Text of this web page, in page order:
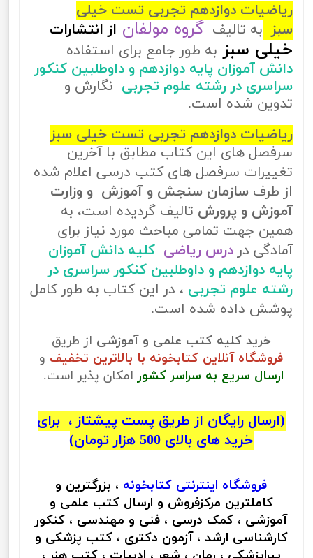
ریاضیات دوازدهم تجربی تست خیلی
سبز به تالیف گروه مولفان از انتشارات
خیلی سبز به طور جامع برای استفاده
دانش آموزان پایه دوازدهم و داوطلبین کنکور
سراسری در رشته علوم تجربی نگارش و
تدوین شده است.
ریاضیات دوازدهم تجربی تست خیلی سبز
سرفصل های این کتاب مطابق با آخرین
تغییرات سرفصل های کتب درسی اعلام شده
از طرف سازمان سنجش و آموزش و وزارت
آموزش و پرورش تالیف گردیده است، به
همین جهت تمامی مباحث مورد نیاز برای
آمادگی در درس ریاضی کلیه دانش آموزان
پایه دوازدهم و داوطلبین کنکور سراسری در
رشته علوم تجربی ، در این کتاب به طور کامل
پوشش داده شده است.
خرید کلیه کتب علمی و آموزشی از طریق
فروشگاه آنلاین کتابخونه با بالاترین تخفیف و
ارسال سریع به سراسر کشور امکان پذیر است.
(ارسال رایگان از طریق پست پیشتاز ، برای
خرید های بالای 500 هزار تومان)
فروشگاه اینترنتی کتابخونه ، بزرگترین و
کاملترین مرکزفروش و ارسال کتب علمی و
آموزشی ، کمک درسی ، فنی و مهندسی ، کنکور
کارشناسی ارشد ، آزمون دکتری ، کتب پزشکی و